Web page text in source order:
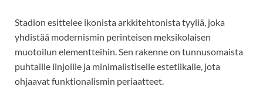
Stadion esittelee ikonista arkkitehtonista tyyliä, joka
yhdistää modernismin perinteisen meksikolaisen
muotoilun elementteihin. Sen rakenne on tunnusomaista
puhtaille linjoille ja minimalistiselle estetiikalle, jota
ohjaavat funktionalismin periaatteet.